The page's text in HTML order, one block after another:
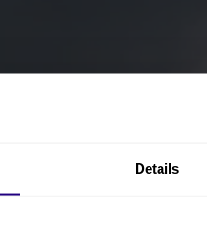
Details